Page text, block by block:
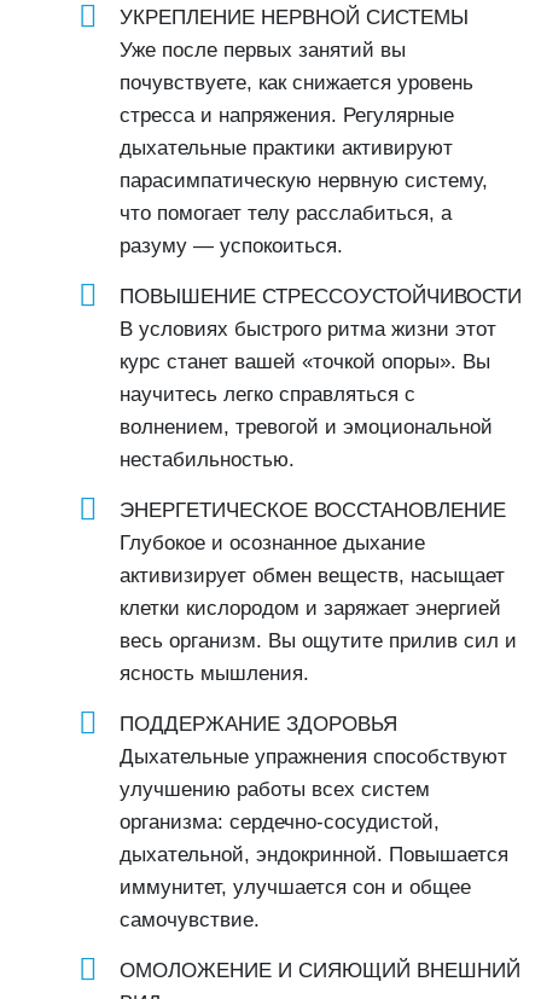
УКРЕПЛЕНИЕ НЕРВНОЙ СИСТЕМЫ
Уже после первых занятий вы
почувствуете, как снижается уровень
стресса и напряжения. Регулярные
дыхательные практики активируют
парасимпатическую нервную систему,
что помогает телу расслабиться, а
разуму — успокоиться.
ПОВЫШЕНИЕ СТРЕССОУСТОЙЧИВОСТИ
В условиях быстрого ритма жизни этот
курс станет вашей «точкой опоры». Вы
научитесь легко справляться с
волнением, тревогой и эмоциональной
нестабильностью.
ЭНЕРГЕТИЧЕСКОЕ ВОССТАНОВЛЕНИЕ
Глубокое и осознанное дыхание
активизирует обмен веществ, насыщает
клетки кислородом и заряжает энергией
весь организм. Вы ощутите прилив сил и
ясность мышления.
ПОДДЕРЖАНИЕ ЗДОРОВЬЯ
Дыхательные упражнения способствуют
улучшению работы всех систем
организма: сердечно-сосудистой,
дыхательной, эндокринной. Повышается
иммунитет, улучшается сон и общее
самочувствие.
ОМОЛОЖЕНИЕ И СИЯЮЩИЙ ВНЕШНИЙ